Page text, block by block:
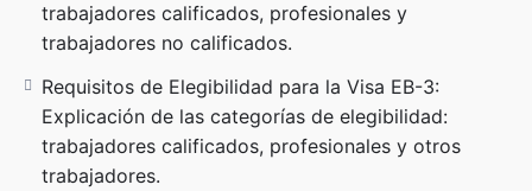
Días de clase: 2 días a la semana
Horario: 6:00 p.m. a 9:00 p.m.
Duración: 4 semanas (24 horas de capacitación)
¿No puedes asistir en vivo? Todas las clases serán
grabadas y estarán disponibles durante 30 días para
trabajadores calificados, profesionales y
trabajadores no calificados.
Requisitos de Elegibilidad para la Visa EB-3:
Explicación de las categorías de elegibilidad:
trabajadores calificados, profesionales y otros
trabajadores.